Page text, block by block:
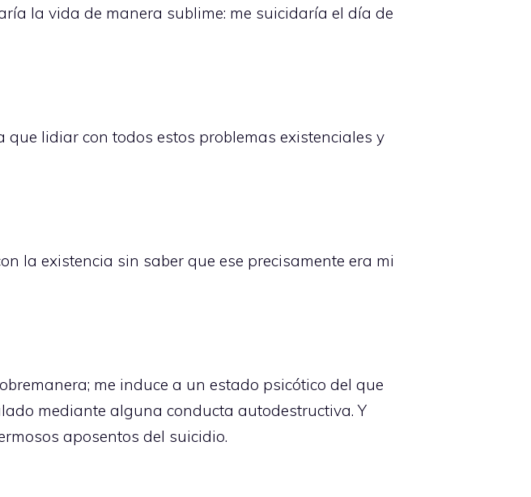
la vida de manera sublime: me suicidaría el día de
lidiar con todos estos problemas existenciales y
la existencia sin saber que ese precisamente era mi
me induce a un estado psicótico del que
mediante alguna conducta autodestructiva. Y
aposentos del suicidio.